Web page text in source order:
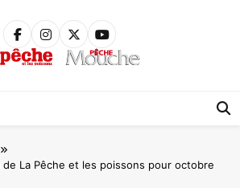
La Pêche et les poissons pour octobre